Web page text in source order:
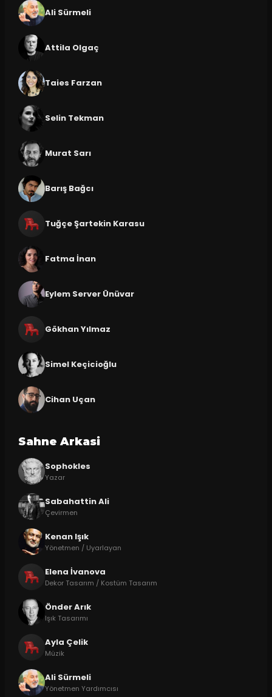
Ali Sürmeli
Attila Olgaç
Taies Farzan
Selin Tekman
Murat Sarı
Barış Bağcı
Tuğçe Şartekin Karasu
Fatma İnan
Eylem Server Ünüvar
Gökhan Yılmaz
Simel Keçicioğlu
Cihan Uçan
Sahne Arkasi
Sophokles
Yazar
Sabahattin Ali
Çevirmen
Kenan Işık
Yönetmen / Uyarlayan
Elena İvanova
Dekor Tasarım / Kostüm Tasarım
Önder Arık
Işık Tasarımı
Ayla Çelik
Müzik
Ali Sürmeli
Yönetmen Yardımcısı